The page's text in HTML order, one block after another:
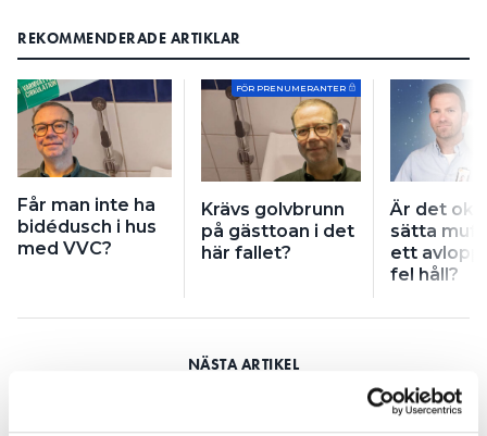
REKOMMENDERADE ARTIKLAR
Får man inte ha
bidédusch i hus
med VVC?
FÖR PRENUMERANTER
Krävs golvbrunn
på gästtoan i det
här fallet?
Är det
sätta
ett
fel håll?